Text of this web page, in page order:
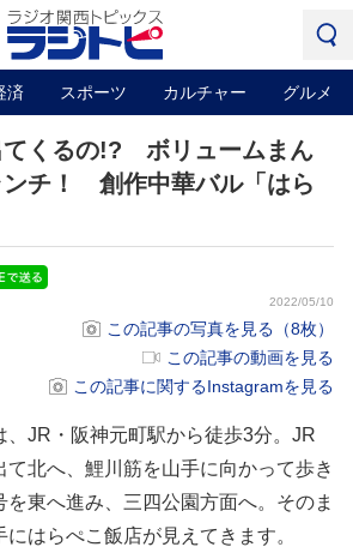
済 スポーツ カルチャー グルメ
てくるの!? ボリュームまん
ンチ！ 創作中華バル「はら
2022/05/10
この記事の写真を見る（8枚）
この記事の動画を見る
この記事に関するInstagramを見る
、JR・阪神元町駅から徒歩3分。JR
て北へ、鯉川筋を山手に向かって歩き
を東へ進み、三四公園方面へ。そのま
はらぺこ飯店が見えてきます。